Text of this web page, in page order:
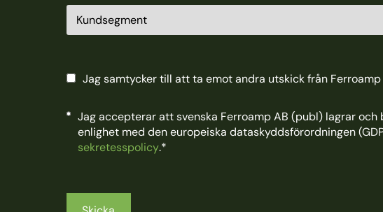
Jag samtycker till att ta emot andra utskick från
Jag accepterar att svenska Ferroamp AB (publ) lagrar
enlighet med den europeiska dataskyddsförordningen
sekretesspolicy.*